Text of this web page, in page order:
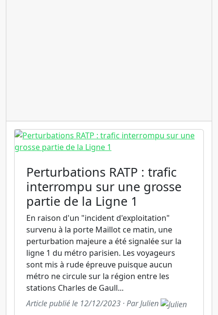
Perturbations RATP : trafic
interrompu sur une grosse
partie de la Ligne 1
En raison d'un "incident d'exploitation"
survenu à la porte Maillot ce matin, une
perturbation majeure a été signalée sur la
ligne 1 du métro parisien. Les voyageurs
sont mis à rude épreuve puisque aucun
métro ne circule sur la région entre les
stations Charles de Gaull...
Article publié le 12/12/2023 · Par Julien